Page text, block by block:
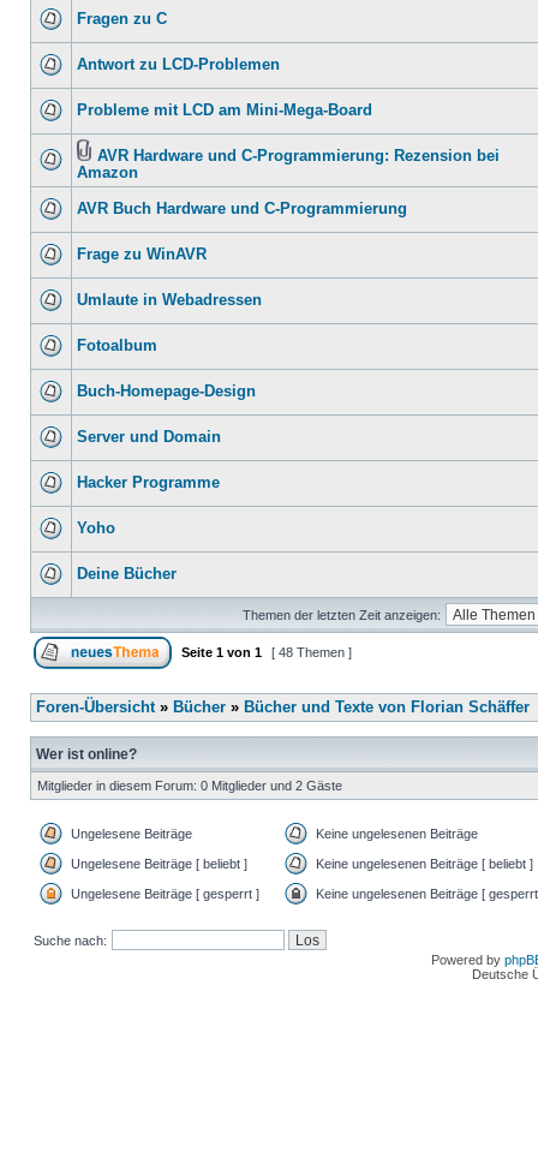
Fragen zu C
Antwort zu LCD-Problemen
Probleme mit LCD am Mini-Mega-Board
AVR Hardware und C-Programmierung: Rezension bei
Amazon
AVR Buch Hardware und C-Programmierung
Frage zu WinAVR
Umlaute in Webadressen
Fotoalbum
Buch-Homepage-Design
Server und Domain
Hacker Programme
Yoho
Deine Bücher
Themen der letzten Zeit anzeigen:
Seite 1 von 1 [ 48 Themen ]
Foren-Übersicht» Bücher » Bücher und Texte von Florian Schäffer
Wer ist online?
Mitglieder in diesem Forum: 0 Mitglieder und 2 Gäste
Ungelesene Beiträge Keine ungelesenen Beiträge
Ungelesene Beiträge [ beliebt ] Keine ungelesenen Beiträge [ beliebt ]
Ungelesene Beiträge [ gesperrt ] Keine ungelesenen Beiträge [
Suche nach:
Powered by
Deutsche